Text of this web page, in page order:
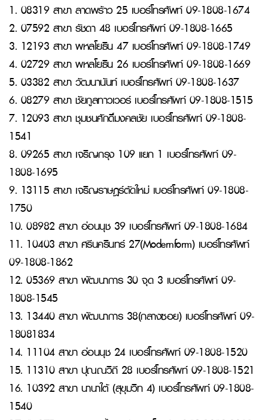
1. 08319 สาขา ลาดพร้าว 25 เบอร์โทรศัพท์ 09-1808-1674
2. 07592 สาขา รัชดา 48 เบอร์โทรศัพท์ 09-1808-1665
3. 12193 สาขา พหลโยธิน 47 เบอร์โทรศัพท์ 09-1808-1749
4. 02729 สาขา พหลโยธิน 26 เบอร์โทรศัพท์ 09-1808-1669
5. 03382 สาขา วัฒนานันท์ เบอร์โทรศัพท์ 09-1808-1637
6. 08279 สาขา ชัยกูลทาวเวอร์ เบอร์โทรศัพท์ 09-1808-1515
7. 12093 สาขา ชุมชนศักดิ์มงคลชัย เบอร์โทรศัพท์ 09-1808-
1541
8. 09265 สาขา เจริญกรุง 109 แยก 1 เบอร์โทรศัพท์ 09-
1808-1695
9. 13115 สาขา เจริญราษฎร์ตัดใหม่ เบอร์โทรศัพท์ 09-1808-
1750
10. 08982 สาขา อ่อนนุช 39 เบอร์โทรศัพท์ 09-1808-1684
11. 10403 สาขา ศรีนครินทร์ 27(Modernform) เบอร์โทรศัพท์
09-1808-1862
12. 05369 สาขา พัฒนาการ 30 จุด 3 เบอร์โทรศัพท์ 09-
1808-1545
13. 13440 สาขา พัฒนาการ 38(กลางซอย) เบอร์โทรศัพท์ 09-
18081834
14. 11104 สาขา อ่อนนุช 24 เบอร์โทรศัพท์ 09-1808-1520
15. 11310 สาขา ปุณณวิถี 28 เบอร์โทรศัพท์ 09-1808-1521
16. 10392 สาขา นานาใต้ (สุขุมวิท 4) เบอร์โทรศัพท์ 09-1808-
1540